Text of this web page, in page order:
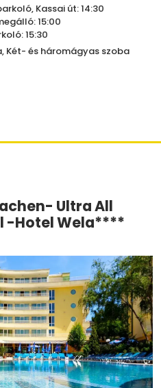
Kassai út: 14:30
15:00
15:30
Két- és háromágyas szoba
Ultra All
-Hotel Wela****